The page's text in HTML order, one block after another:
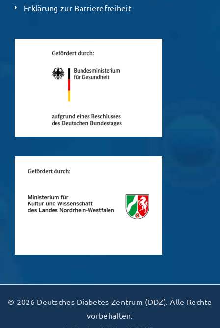
Erklärung zur Barrierefreiheit
© 2026 Deutsches Diabetes-Zentrum (DDZ). Alle Rechte
vorbehalten.